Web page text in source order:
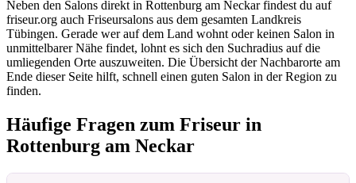
Neben den Salons direkt in Rottenburg am Neckar findest du auf
friseur.org auch Friseursalons aus dem gesamten Landkreis
Tübingen. Gerade wer auf dem Land wohnt oder keinen Salon in
unmittelbarer Nähe findet, lohnt es sich den Suchradius auf die
umliegenden Orte auszuweiten. Die Übersicht der Nachbarorte am
Ende dieser Seite hilft, schnell einen guten Salon in der Region zu
finden.
Häufige Fragen zum Friseur in
Rottenburg am Neckar